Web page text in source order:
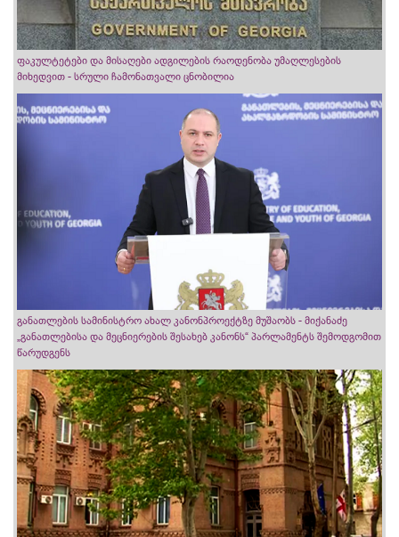
ფაკულტეტები და მისაღები ადგილების რაოდენობა უმაღლესების
მიხედვით - სრული ჩამონათვალი ცნობილია
განათლების სამინისტრო ახალ კანონპროექტზე მუშაობს - მიქანაძე
„განათლებისა და მეცნიერების შესახებ კანონს“ პარლამენტს შემოდგომით
წარუდგენს